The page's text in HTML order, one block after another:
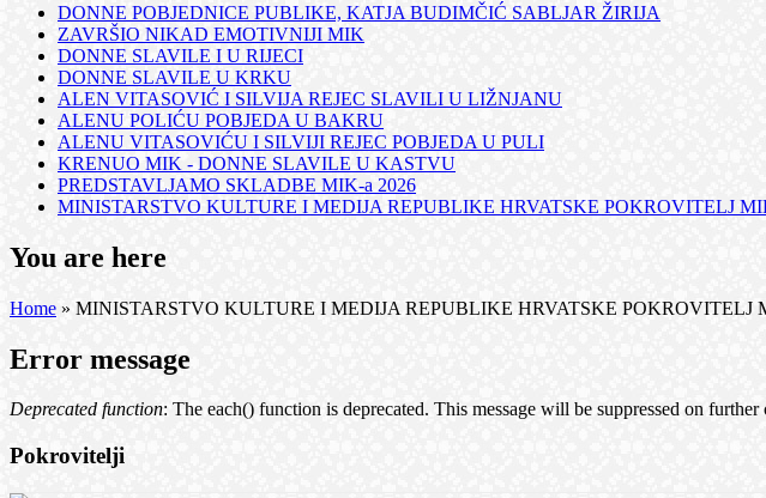
DONNE POBJEDNICE PUBLIKE, KATJA BUDIMČIĆ SABLJAR ŽIRIJA
ZAVRŠIO NIKAD EMOTIVNIJI MIK
DONNE SLAVILE I U RIJECI
DONNE SLAVILE U KRKU
ALEN VITASOVIĆ I SILVIJA REJEC SLAVILI U LIŽNJANU
ALENU POLIĆU POBJEDA U BAKRU
ALENU VITASOVIĆU I SILVIJI REJEC POBJEDA U PULI
KRENUO MIK - DONNE SLAVILE U KASTVU
PREDSTAVLJAMO SKLADBE MIK-a 2026
MINISTARSTVO KULTURE I MEDIJA REPUBLIKE HRVATSKE POKROVITELJ
You are here
Home » MINISTARSTVO KULTURE I MEDIJA REPUBLIKE HRVATSKE POKROVITELJ
Error message
Deprecated function: The each() function is deprecated. This message will be suppressed on further
Pokrovitelji